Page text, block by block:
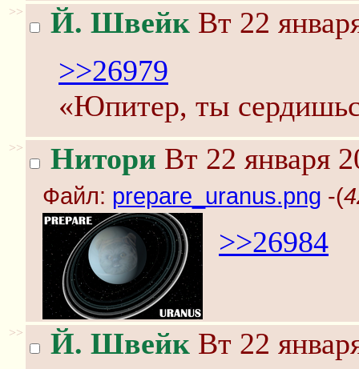
>> Й. Швейк Вт 22
>>26979
«Юпитер, ты
>> Нитори Вт 22 января
Файл: prepare_uranus.png -(
>>26984
>> Й. Швейк Вт 22